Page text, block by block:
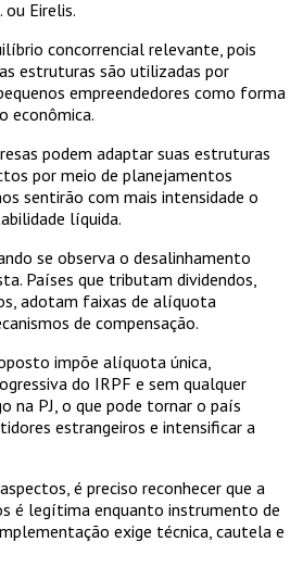
Eirelis.
concorrencial relevante, pois
estruturas são utilizadas por
empreendedores como forma
econômica.
podem adaptar suas estruturas
por meio de planejamentos
sentirão com mais intensidade o
líquida.
se observa o desalinhamento
Países que tributam dividendos,
adotam faixas de alíquota
de compensação.
impõe alíquota única,
do IRPF e sem qualquer
na PJ, o que pode tornar o país
estrangeiros e intensificar a
é preciso reconhecer que a
é legítima enquanto instrumento de
exige técnica, cautela e